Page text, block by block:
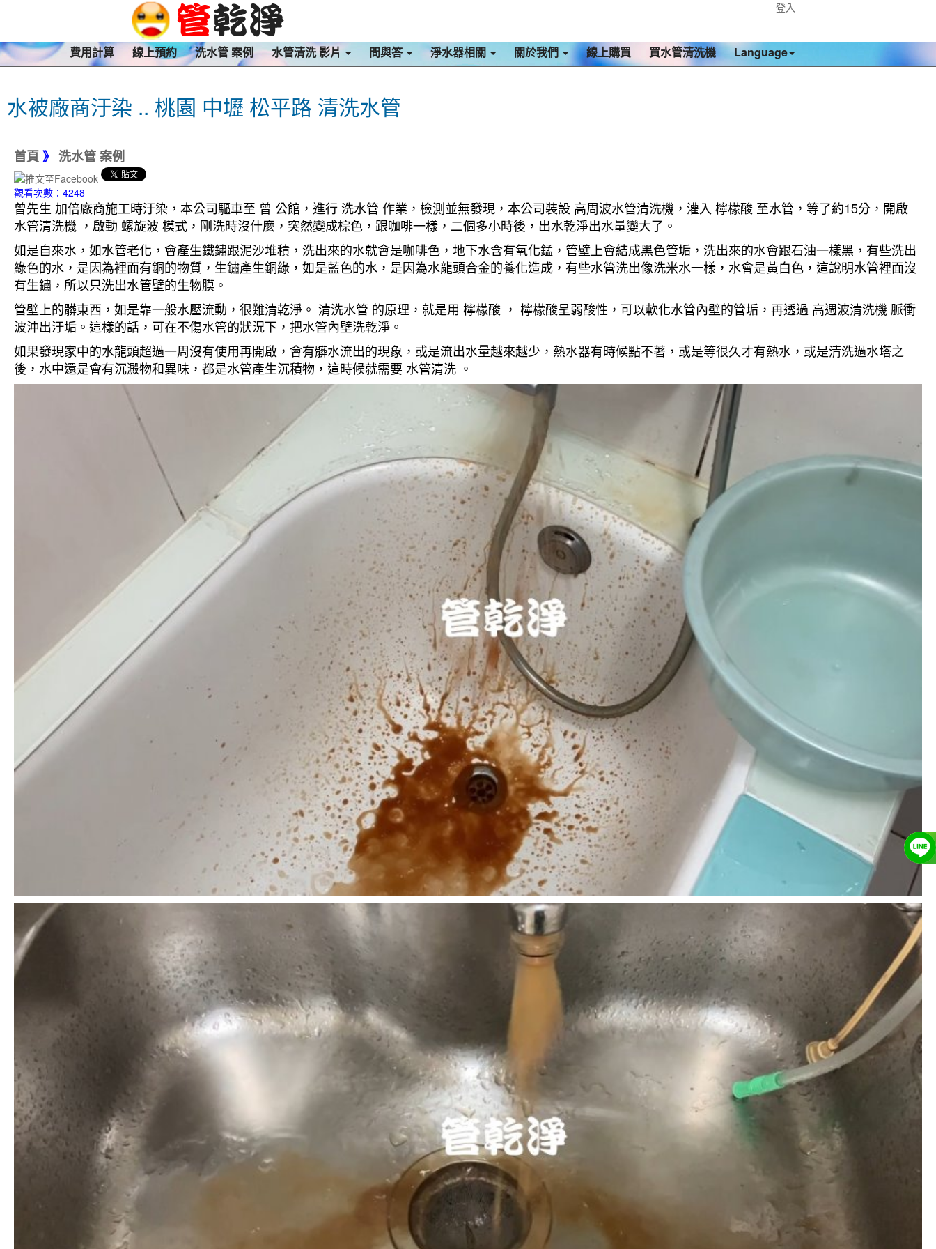
登入
費用計算 線上預約 洗水管 案例 水管清洗 影片 問與答 淨水器相關 關於我們 線上購買 買水管清洗機 Language
水被廠商汙染 .. 桃園 中壢 松平路 清洗水管
首頁 》 洗水管 案例
觀看次數：4248
曾先生 加倍廠商施工時汙染，本公司驅車至 曾 公館，進行 洗水管 作業，檢測並無發現，本公司裝設 高周波水管清洗機，灌入 檸檬酸 至水管，等了約15分，開啟
水管清洗機 ，啟動 螺旋波 模式，剛洗時沒什麼，突然變成棕色，跟咖啡一樣，二個多小時後，出水乾淨出水量變大了。
如是自來水，如水管老化，會產生鐵鏽跟泥沙堆積，洗出來的水就會是咖啡色，地下水含有氧化錳，管壁上會結成黑色管垢，洗出來的水會跟石油一樣黑，有些洗出
綠色的水，是因為裡面有銅的物質，生鏽產生銅綠，如是藍色的水，是因為水龍頭合金的養化造成，有些水管洗出像洗米水一樣，水會是黃白色，這說明水管裡面沒
有生鏽，所以只洗出水管壁的生物膜。
管壁上的髒東西，如是靠一般水壓流動，很難清乾淨。 清洗水管 的原理，就是用 檸檬酸 ， 檸檬酸呈弱酸性，可以軟化水管內壁的管垢，再透過 高週波清洗機 脈衝
波沖出汙垢。這樣的話，可在不傷水管的狀況下，把水管內壁洗乾淨。
如果發現家中的水龍頭超過一周沒有使用再開啟，會有髒水流出的現象，或是流出水量越來越少，熱水器有時候點不著，或是等很久才有熱水，或是清洗過水塔之
後，水中還是會有沉澱物和異味，都是水管產生沉積物，這時候就需要 水管清洗 。